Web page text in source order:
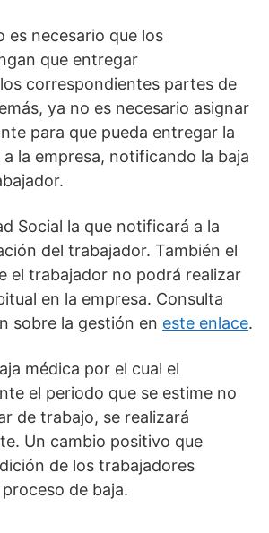
es necesario que los
que entregar
correspondientes partes de
ya no es necesario asignar
para que pueda entregar la
la empresa, notificando la baja
Social la que notificará a la
del trabajador. También el
el trabajador no podrá realizar
en la empresa. Consulta
sobre la gestión en este enlace.
médica por el cual el
el periodo que se estime no
de trabajo, se realizará
Un cambio positivo que
de los trabajadores
de baja.